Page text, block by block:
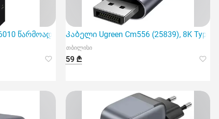
წარმოადგენს მაღალი სიმძლავრის სწრაფი დამტენ
Კაბელი Ugreen Cm556 (25839), 8K Type
თბილისი
59 ₾